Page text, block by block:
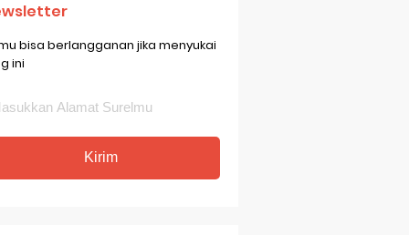
bisa berlangganan jika menyukai
ini